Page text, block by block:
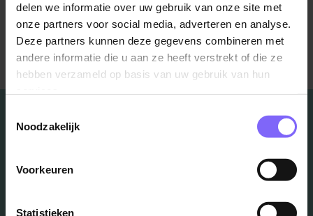
delen we informatie over uw gebruik van onze site met
onze partners voor social media, adverteren en analyse.
Deze partners kunnen deze gegevens combineren met
andere informatie die u aan ze heeft verstrekt of die ze
hebben verzameld op basis van uw gebruik van hun
Noodzakelijk
Voorkeuren
Statistieken
Terug naar alle items